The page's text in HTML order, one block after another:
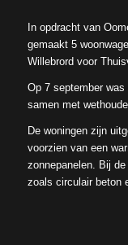
In opdracht van
gemaakt 5
Willebrord voor
Op 7 september
samen met
De woningen zijn
voorzien van een
zonnepanelen. Bij
zoals circulair beton